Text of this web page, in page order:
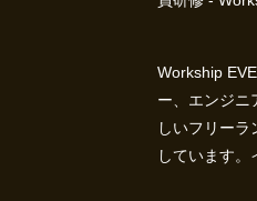
Workship
ー、エンジニ
しいフリー
しています。